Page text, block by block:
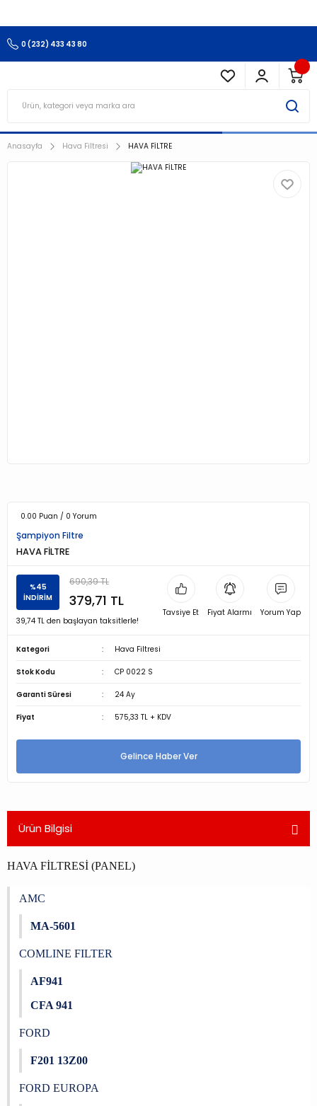
0 (232) 433 43 80
Anasayfa Hava Filtresi HAVA FİLTRE
0.00 Puan / 0 Yorum
Şampiyon Filtre
HAVA FİLTRE
%45
İNDİRİM
690,39 TL
379,71 TL
39,74 TL den başlayan taksitlerle!
Tavsiye Et Fiyat Alarmı Yorum Yap
Kategori Hava Filtresi
Stok Kodu CP 0022 S
Garanti Süresi 24 Ay
Fiyat 575,33 TL + KDV
Gelince Haber Ver
Ürün Bilgisi
HAVA FİLTRESİ (PANEL)
AMC
MA-5601
COMLINE FILTER
AF941
CFA 941
FORD
F201 13Z00
FORD EUROPA